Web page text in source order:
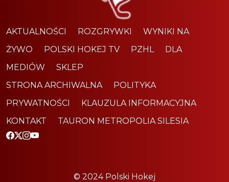
AKTUALNOŚCI ROZGRYWKI
WYNIKI NA
ŻYWO
POLSKI HOKEJ TV PZHL
DLA
MEDIÓW
SKLEP
STRONA ARCHIWALNA
POLITYKA
PRYWATNOŚCI
KLAUZULA INFORMACYJNA
KONTAKT
TAURON METROPOLIA SILESIA
© 2024 Polski Hokej